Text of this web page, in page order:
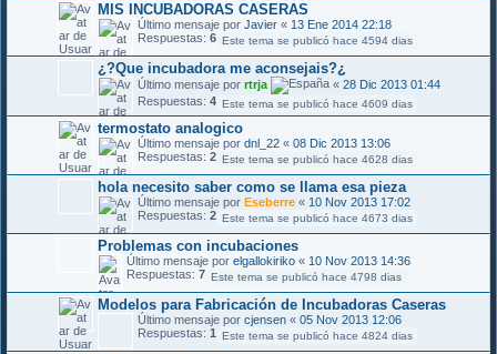
MIS INCUBADORAS CASERAS
Último mensaje por Javier « 13 Ene 2014 22:18
Respuestas: 6 Este tema se publicó hace 4594 dias
¿?Que incubadora me aconsejais?¿
Último mensaje por rtrja « 28 Dic 2013 01:44
Respuestas: 4 Este tema se publicó hace 4609 dias
termostato analogico
Último mensaje por dnl_22 « 08 Dic 2013 13:06
Respuestas: 2 Este tema se publicó hace 4628 dias
hola necesito saber como se llama esa pieza
Último mensaje por Eseberre « 10 Nov 2013 17:02
Respuestas: 2 Este tema se publicó hace 4673 dias
Problemas con incubaciones
Último mensaje por elgallokiriko « 10 Nov 2013 14:36
Respuestas: 7 Este tema se publicó hace 4798 dias
Modelos para Fabricación de Incubadoras Caseras
Último mensaje por cjensen « 05 Nov 2013 12:06
Respuestas: 1 Este tema se publicó hace 4824 dias